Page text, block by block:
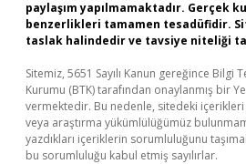
paylaşım yapılmamaktadır. Gerçek
benzerlikleri tamamen tesadüfidir.
taslak halindedir ve tavsiye niteliği
Sitemiz, 5651 Sayılı Kanun gereğince Bilgi
Kurumu (BTK) tarafından onaylanmış bir
vermektedir. Bu nedenle, sitedeki
veya araştırma yükümlülüğümüz
yazdıkları içeriklerin sorumluluğunu
bu sorumluluğu kabul etmiş sayılırlar.